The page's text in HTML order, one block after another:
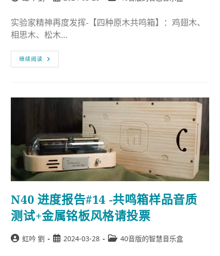
实验家精神再度发挥-【四种原木共鸣箱】：鸡翅木、
相思木、松木…
继续阅读
N40 进度报告#14 -共鸣箱样品音质
测试+金属铭板风格请投票
虹吟 劉 2024-03-28 40音版的智慧音乐盒